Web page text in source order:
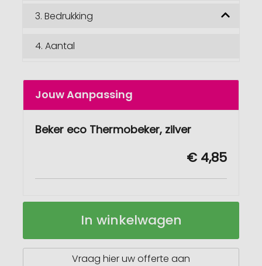
3. Bedrukking
4. Aantal
Jouw Aanpassing
Beker eco Thermobeker, zilver
€ 4,85
Cup
Op
In winkelwagen
Vraag hier uw offerte aan